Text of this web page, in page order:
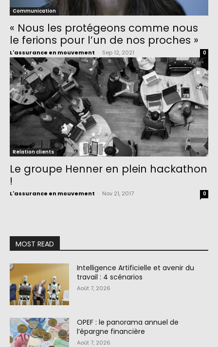
Communication
« Nous les protégeons comme nous
le ferions pour l’un de nos proches »
L'assurance en mouvement Sep 12, 2021 0
Relation clients
Le groupe Henner en plein hackathon
!
L'assurance en mouvement Nov 21, 2017 0
MOST READ
Intelligence Artificielle et avenir du
travail : 4 scénarios
Août 7, 2026
OPEF : le panorama annuel de
l’épargne financière
Août 7, 2026